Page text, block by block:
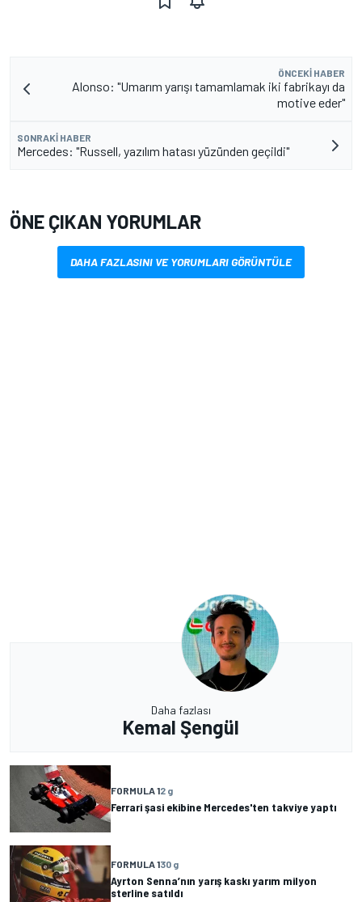
ÖNCEKI HABER
Alonso: "Umarım yarışı tamamlamak iki fabrikayı da
motive eder"
SONRAKI HABER
Mercedes: "Russell, yazılım hatası yüzünden geçildi"
ÖNE ÇIKAN YORUMLAR
DAHA FAZLASINI VE YORUMLARI GÖRÜNTÜLE
Daha fazlası
Kemal Şengül
FORMULA 12 g
Ferrari şasi ekibine Mercedes'ten takviye yaptı
FORMULA 130 g
Ayrton Senna’nın yarış kaskı yarım milyon
sterline satıldı